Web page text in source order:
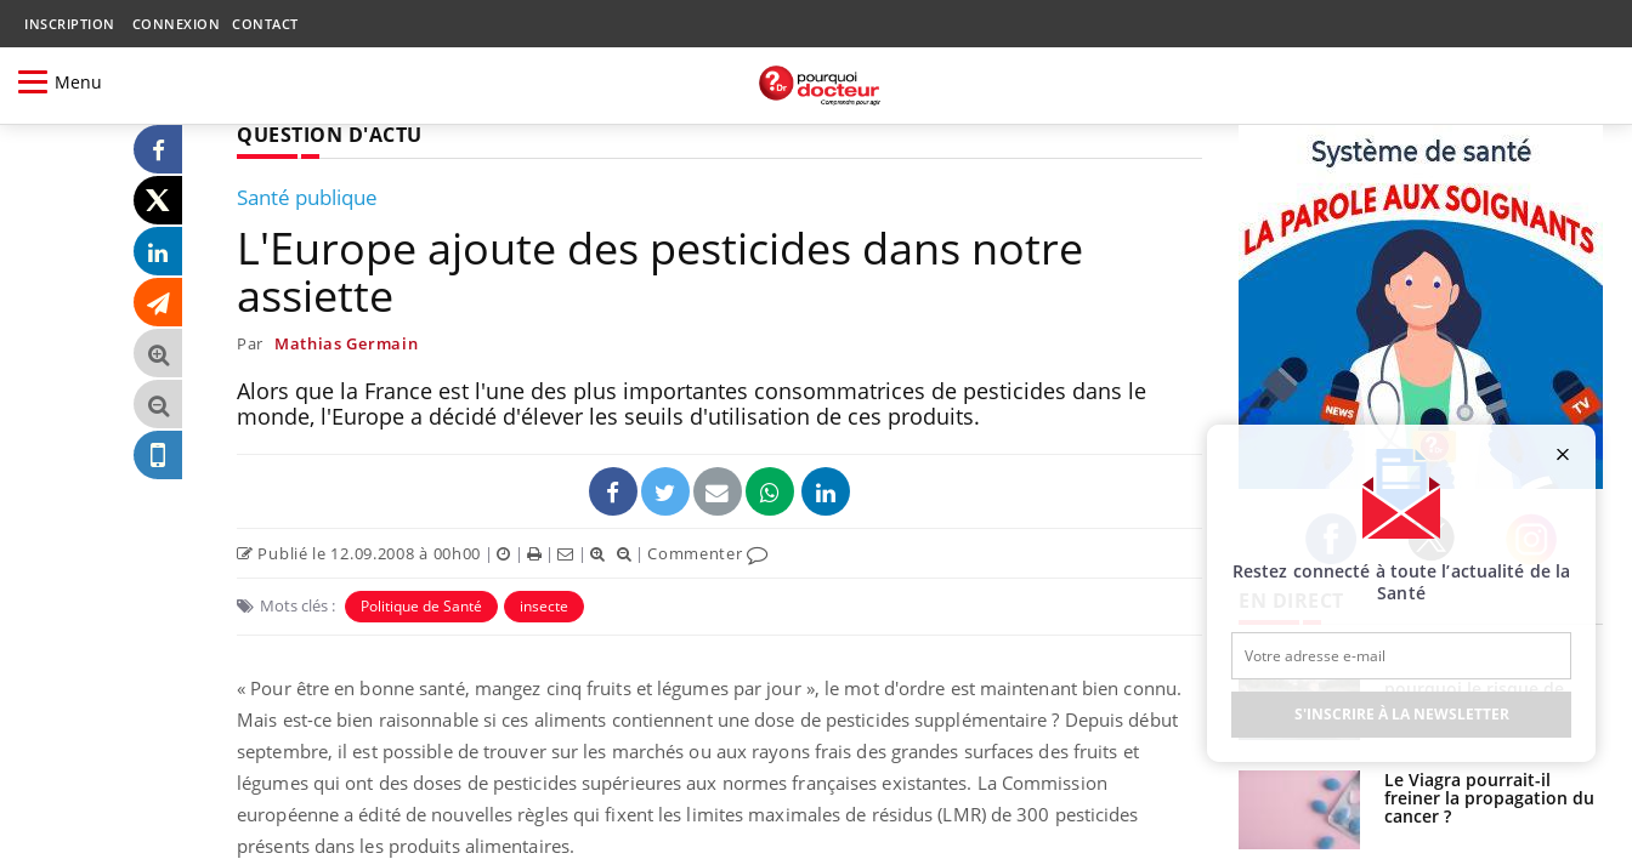
INSCRIPTION CONNEXION CONTACT
Menu
QUESTION D'ACTU
Santé publique
L'Europe ajoute des pesticides dans notre
assiette
Par Mathias Germain
Alors que la France est l'une des plus importantes consommatrices de pesticides dans le
monde, l'Europe a décidé d'élever les seuils d'utilisation de ces produits.
Publié le 12.09.2008 à 00h00 | | | | |Commenter
Mots clés : Politique de Santé insecte
« Pour être en bonne santé, mangez cinq fruits et légumes par jour », le mot d'ordre est maintenant bien connu.
Mais est-ce bien raisonnable si ces aliments contiennent une dose de pesticides supplémentaire ? Depuis début
septembre, il est possible de trouver sur les marchés ou aux rayons frais des grandes surfaces des fruits et
légumes qui ont des doses de pesticides supérieures aux normes françaises existantes. La Commission
européenne a édité de nouvelles règles qui fixent les limites maximales de résidus (LMR) de 300 pesticides
présents dans les produits alimentaires.
Facebook Twitter Instagram
écrans en vacances ?
Toujours connectés :
comment le travail
empiète de plus en plus
sur nos soirées
West Nile : que se passe-
t-il dans le sud de la
France ?
Les médicaments GLP-1
protègent-ils aussi les os
de dormir la nuit ?
VIH : la fin du comprimé
tous les jours se profile-t-
elle enfin ?
pourquoi le risque de
noyade grimpe-t-il ?
Le Viagra pourrait-il
freiner la propagation du
cancer ?
Restez connecté à toute l’actualité de la
Santé
S'INSCRIRE À LA NEWSLETTER